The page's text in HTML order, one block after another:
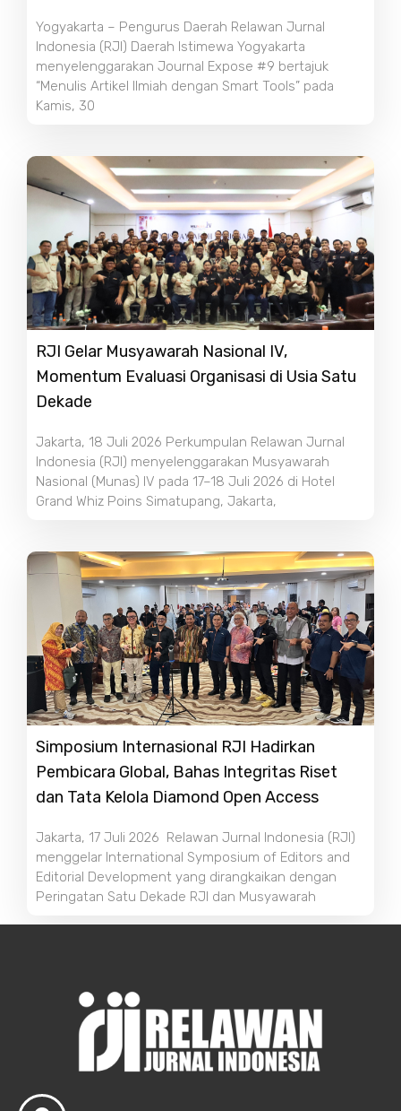
Yogyakarta – Pengurus Daerah Relawan Jurnal
Indonesia (RJI) Daerah Istimewa Yogyakarta
menyelenggarakan Journal Expose #9 bertajuk
“Menulis Artikel Ilmiah dengan Smart Tools” pada
Kamis, 30
RJI Gelar Musyawarah Nasional IV,
Momentum Evaluasi Organisasi di Usia Satu
Dekade
Jakarta, 18 Juli 2026 Perkumpulan Relawan Jurnal
Indonesia (RJI) menyelenggarakan Musyawarah
Nasional (Munas) IV pada 17–18 Juli 2026 di Hotel
Grand Whiz Poins Simatupang, Jakarta,
Simposium Internasional RJI Hadirkan
Pembicara Global, Bahas Integritas Riset
dan Tata Kelola Diamond Open Access
Jakarta, 17 Juli 2026 Relawan Jurnal Indonesia (RJI)
menggelar International Symposium of Editors and
Editorial Development yang dirangkaikan dengan
Peringatan Satu Dekade RJI dan Musyawarah